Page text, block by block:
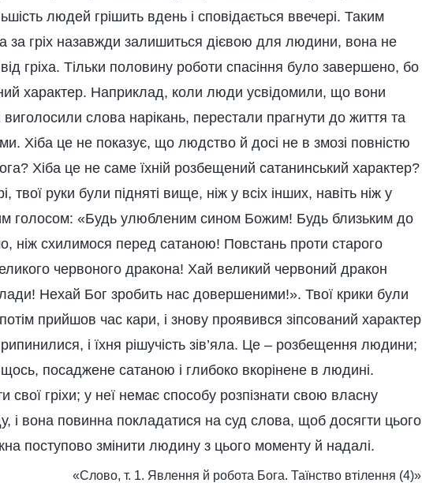
людей грішить вдень і сповідається ввечері. Таким
за гріх назавжди залишиться дієвою для людини, вона не
гріха. Тільки половину роботи спасіння було завершено, бо
характер. Наприклад, коли люди усвідомили, що вони
слова нарікань, перестали прагнути до життя та
Хіба це не показує, що людство й досі не в змозі повністю
Хіба це не саме їхній розбещений сатанинський характер?
твої руки були підняті вище, ніж у всіх інших, навіть ніж у
голосом: «Будь улюбленим сином Божим! Будь близьким до
схилимося перед сатаною! Повстань проти старого
червоного дракона! Хай великий червоний дракон
Нехай Бог зробить нас довершеними!». Твої крики були
прийшов час кари, і знову проявився зіпсований характер
і їхня рішучість зів’яла. Це – розбещення людини;
посаджене сатаною і глибоко вкорінене в людині.
свої гріхи; у неї немає способу розпізнати свою власну
і вона повинна покладатися на суд слова, щоб досягти цього
поступово змінити людину з цього моменту й надалі.
«Слово, т. 1. Явлення й робота Бога. Таїнство втілення (4)»